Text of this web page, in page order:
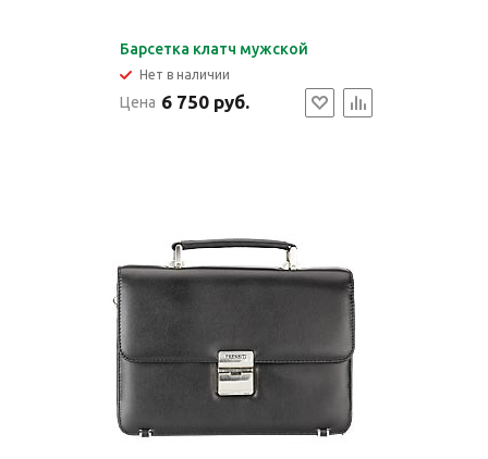
Барсетка клатч мужской
Нет в наличии
Цена 6 750 руб.